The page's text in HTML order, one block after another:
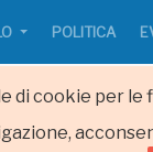
di cookie per
POLITICA